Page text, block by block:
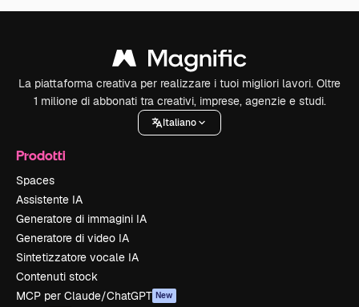
La piattaforma creativa per realizzare i tuoi migliori lavori. Oltre
1 milione di abbonati tra creativi, imprese, agenzie e studi.
Italiano
Prodotti
Spaces
Assistente IA
Generatore di immagini IA
Generatore di video IA
Sintetizzatore vocale IA
Contenuti stock
MCP per Claude/ChatGPT New